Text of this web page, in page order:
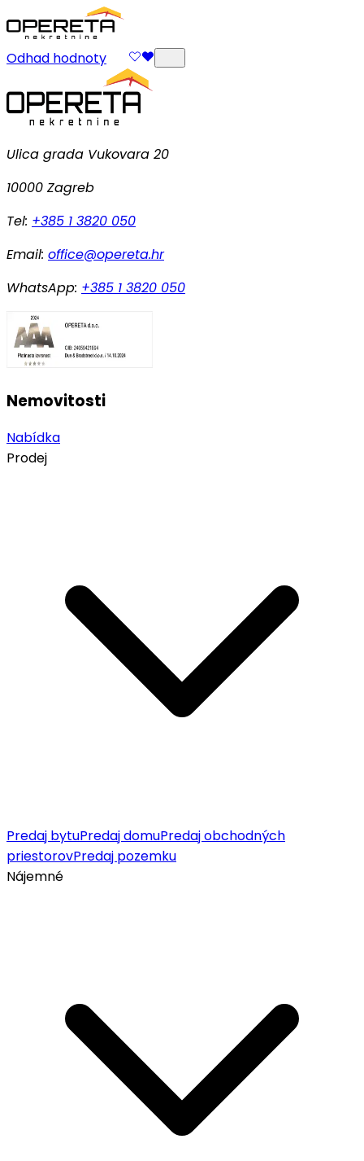
Odhad hodnoty
Ulica grada Vukovara 20
10000 Zagreb
Tel: +385 1 3820 050
Email: office@opereta.hr
WhatsApp: +385 1 3820 050
Nemovitosti
Nabídka
Prodej
Predaj bytuPredaj domuPredaj obchodných
priestorovPredaj pozemku
Nájemné